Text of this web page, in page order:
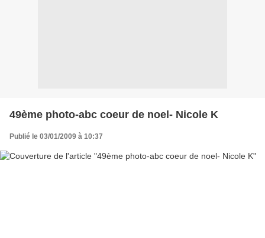
49ème photo-abc coeur de noel- Nicole K
Publié le 03/01/2009 à 10:37